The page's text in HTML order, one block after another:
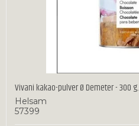
Vivani kakao-pulver Ø Demeter - 300 g.
Helsam
57399